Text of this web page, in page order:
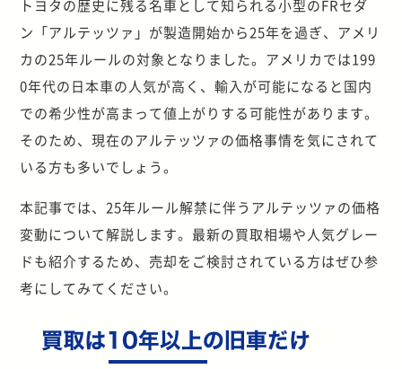
トヨタの歴史に残る名車として知られる小型のFRセダ
ン「アルテッツァ」が製造開始から25年を過ぎ、アメリ
カの25年ルールの対象となりました。アメリカでは199
0年代の日本車の人気が高く、輸入が可能になると国内
での希少性が高まって値上がりする可能性があります。
そのため、現在のアルテッツァの価格事情を気にされて
いる方も多いでしょう。
本記事では、25年ルール解禁に伴うアルテッツァの価格
変動について解説します。最新の買取相場や人気グレー
ドも紹介するため、売却をご検討されている方はぜひ参
考にしてみてください。